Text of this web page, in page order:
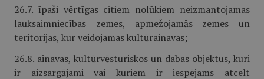
26.7. īpaši vērtīgas citiem nolūkiem neizmantojamas
lauksaimniecības zemes, apmežojamās zemes un
teritorijas, kur veidojamas kultūrainavas;
26.8. ainavas, kultūrvēsturiskos un dabas objektus, kuri
ir aizsargājami vai kuriem ir iespējams atcelt